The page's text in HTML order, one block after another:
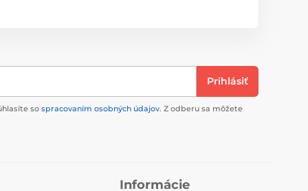
Prihlásiť
so spracovaním osobných údajov. Z odberu sa môžete
Informácie